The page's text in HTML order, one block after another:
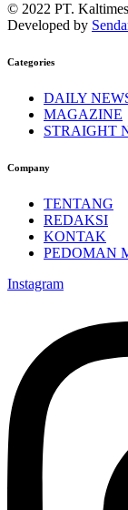
© 2022 PT.
Developed by
Categories
DAILY
MAGAZINE
STRAIGHT
Company
TENTANG
REDAKSI
KONTAK
PEDOMAN
Instagram